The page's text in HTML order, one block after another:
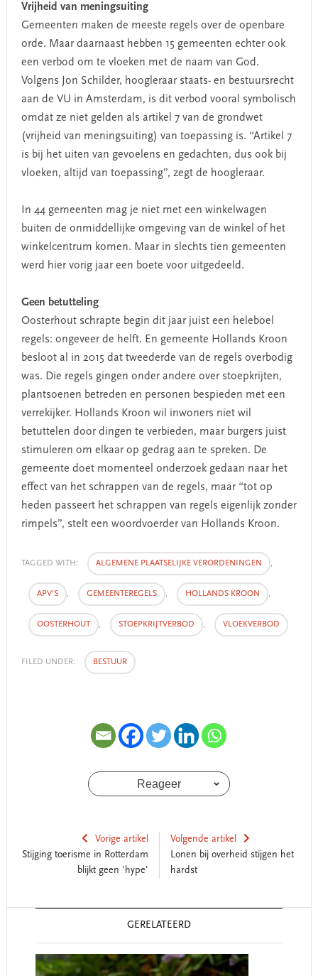
Vrijheid van meningsuiting
Gemeenten maken de meeste regels over de openbare
orde. Maar daarnaast hebben 15 gemeenten echter ook
een verbod om te vloeken met de naam van God.
Volgens Jon Schilder, hoogleraar staats- en bestuursrecht
aan de VU in Amsterdam, is dit verbod vooral symbolisch
omdat ze niet gelden als artikel 7 van de grondwet
(vrijheid van meningsuiting) van toepassing is. “Artikel 7
is bij het uiten van gevoelens en gedachten, dus ook bij
vloeken, altijd van toepassing”, zegt de hoogleraar.
In 44 gemeenten mag je niet met een winkelwagen
buiten de onmiddellijke omgeving van de winkel of het
winkelcentrum komen. Maar in slechts tien gemeenten
werd hier vorig jaar een boete voor uitgedeeld.
Geen betutteling
Oosterhout schrapte begin dit jaar juist een heleboel
regels: ongeveer de helft. En gemeente Hollands Kroon
besloot al in 2015 dat tweederde van de regels overbodig
was. Die regels gingen onder andere over stoepkrijten,
plantsoenen betreden en personen bespieden met een
verrekijker. Hollands Kroon wil inwoners niet wil
betuttelen door dingen te verbieden, maar burgers juist
stimuleren om elkaar op gedrag aan te spreken. De
gemeente doet momenteel onderzoek gedaan naar het
effect van het schrappen van de regels, maar “tot op
heden passeert het schrappen van regels eigenlijk zonder
rimpels”, stelt een woordvoerder van Hollands Kroon.
TAGGED WITH: ALGEMENE PLAATSELIJKE VERORDENINGEN ,
APV'S , GEMEENTEREGELS , HOLLANDS KROON ,
OOSTERHOUT , STOEPKRIJTVERBOD , VLOEKVERBOD
FILED UNDER: BESTUUR
Reageer
Vorige artikel
Stijging toerisme in Rotterdam
blijkt geen 'hype'
Volgende artikel
Lonen bij overheid stijgen het
hardst
GERELATEERD